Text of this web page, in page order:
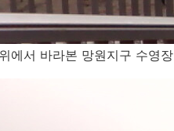
에서 바라본 망원지구 수영장